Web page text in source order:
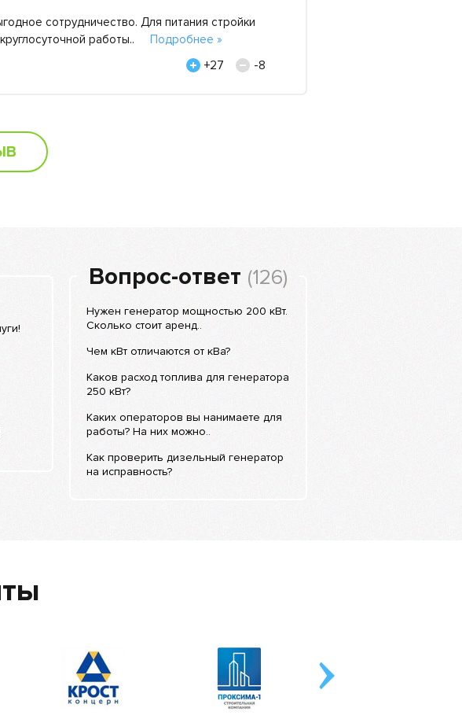
сотрудничество. Для питания стройки
работы.. Подробнее »
+27
-8
Вопрос-ответ (126)
Нужен генератор мощностью 200 кВт.
Сколько стоит аренд..
Чем кВт отличаются от кВа?
Каков расход топлива для генератора
250 кВт?
Каких операторов вы нанимаете для
работы? На них можно..
Как проверить дизельный генератор
на исправность?